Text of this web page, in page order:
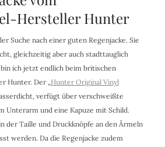
Hersteller Hunter
Suche nach einer guten Regenjacke. Sie
gleichzeitig aber auch stadttauglich
ich jetzt endlich beim britischen
Hunter. Der „Hunter Original Vinyl
verfügt über verschweißte
Unterarm und eine Kapuze mit Schild.
der Taille und Druckknöpfe an den Ärmeln
werden. Da die Regenjacke zudem